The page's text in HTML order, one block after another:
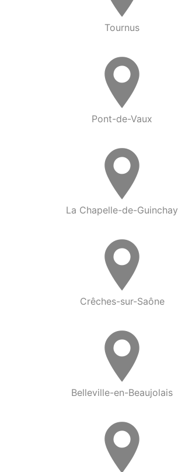
Tournus
Pont-de-Vaux
La Chapelle-de-Guinchay
Crêches-sur-Saône
Belleville-en-Beaujolais